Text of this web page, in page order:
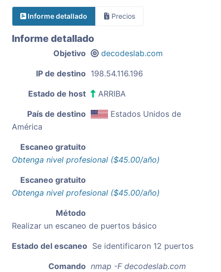
Informe detallado Precios
Informe detallado
Objetivo decodeslab.com
IP de destino 198.54.116.196
Estado de host ARRIBA
País de destino
Estados Unidos de
América
Escaneo gratuito
Obtenga nivel profesional ($45.00/año)
Escaneo gratuito
Obtenga nivel profesional ($45.00/año)
Método
Realizar un escaneo de puertos básico
Estado del escaneo Se identificaron 12 puertos
Comando nmap -F decodeslab.com